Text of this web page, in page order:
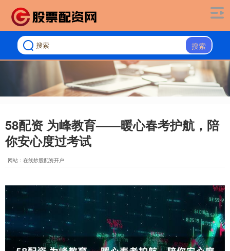
搜索
58配资 为峰教育——暖心春考护航，陪
你安心度过考试
网站：在线炒股配资开户